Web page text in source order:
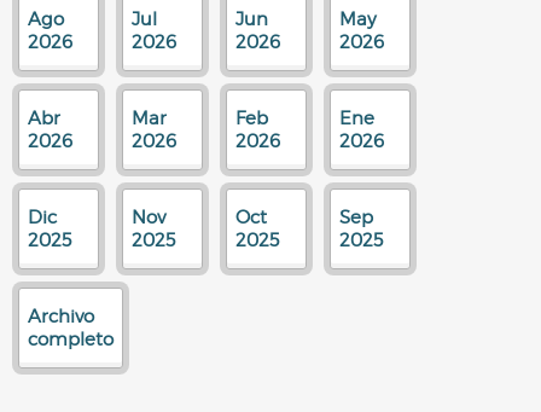
Ago
2026
Jul
2026
Jun
2026
May
2026
Abr
2026
Mar
2026
Feb
2026
Ene
2026
Dic
2025
Nov
2025
Oct
2025
Sep
2025
Archivo
completo